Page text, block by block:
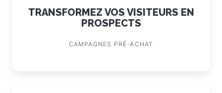
CE QUE VOUS POUVEZ
FAIRE AVEC NOUS